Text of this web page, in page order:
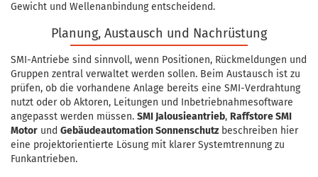
Gewicht und Wellenanbindung entscheidend.
Planung, Austausch und Nachrüstung
SMI-Antriebe sind sinnvoll, wenn Positionen, Rückmeldungen und
Gruppen zentral verwaltet werden sollen. Beim Austausch ist zu
prüfen, ob die vorhandene Anlage bereits eine SMI-Verdrahtung
nutzt oder ob Aktoren, Leitungen und Inbetriebnahmesoftware
angepasst werden müssen. SMI Jalousieantrieb, Raffstore SMI
Motor und Gebäudeautomation Sonnenschutz beschreiben hier
eine projektorientierte Lösung mit klarer Systemtrennung zu
Funkantrieben.